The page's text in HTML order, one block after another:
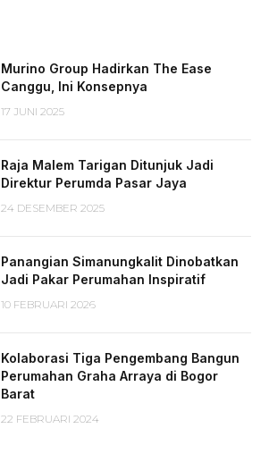
Murino Group Hadirkan The Ease
Canggu, Ini Konsepnya
17 JUNI 2025
Raja Malem Tarigan Ditunjuk Jadi
Direktur Perumda Pasar Jaya
24 DESEMBER 2025
Panangian Simanungkalit Dinobatkan
Jadi Pakar Perumahan Inspiratif
10 FEBRUARI 2026
Kolaborasi Tiga Pengembang Bangun
Perumahan Graha Arraya di Bogor
Barat
22 FEBRUARI 2024